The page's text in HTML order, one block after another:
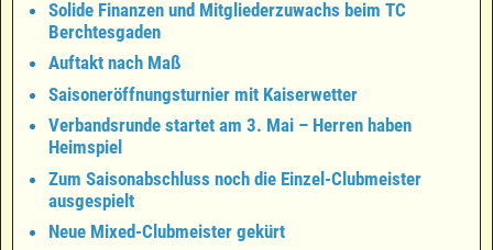
Solide Finanzen und Mitgliederzuwachs beim TC
Berchtesgaden
Auftakt nach Maß
Saisoneröffnungsturnier mit Kaiserwetter
Verbandsrunde startet am 3. Mai – Herren haben
Heimspiel
Zum Saisonabschluss noch die Einzel-Clubmeister
ausgespielt
Neue Mixed-Clubmeister gekürt